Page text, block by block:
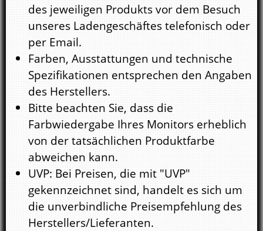
des jeweiligen Produkts vor dem Besuch
unseres Ladengeschäftes telefonisch oder
per Email.
Farben, Ausstattungen und technische
Spezifikationen entsprechen den Angaben
des Herstellers.
Bitte beachten Sie, dass die
Farbwiedergabe Ihres Monitors erheblich
von der tatsächlichen Produktfarbe
abweichen kann.
UVP: Bei Preisen, die mit "UVP"
gekennzeichnet sind, handelt es sich um
die unverbindliche Preisempfehlung des
Herstellers/Lieferanten.